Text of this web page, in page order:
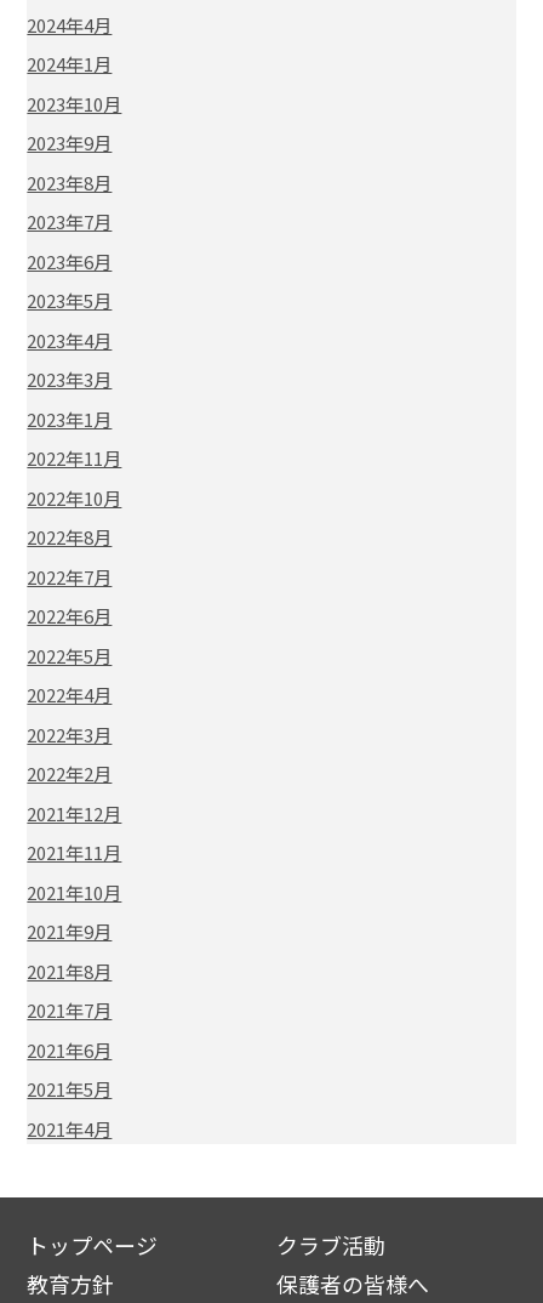
2024年4月
2024年1月
2023年10月
2023年9月
2023年8月
2023年7月
2023年6月
2023年5月
2023年4月
2023年3月
2023年1月
2022年11月
2022年10月
2022年8月
2022年7月
2022年6月
2022年5月
2022年4月
2022年3月
2022年2月
2021年12月
2021年11月
2021年10月
2021年9月
2021年8月
2021年7月
2021年6月
2021年5月
2021年4月
トップページ
教育方針
クラブ活動
保護者の皆様へ